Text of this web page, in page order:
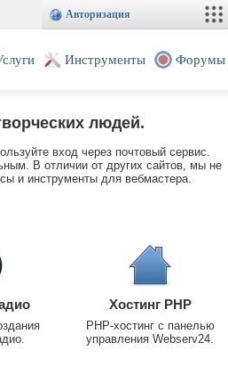
Авторизация
Инструменты Форумы
людей.
вход через почтовый сервис.
В отличии от других сайтов, мы не
и инструменты для вебмастера.
Хостинг PHP
PHP-хостинг с панелью
управления Webserv24.